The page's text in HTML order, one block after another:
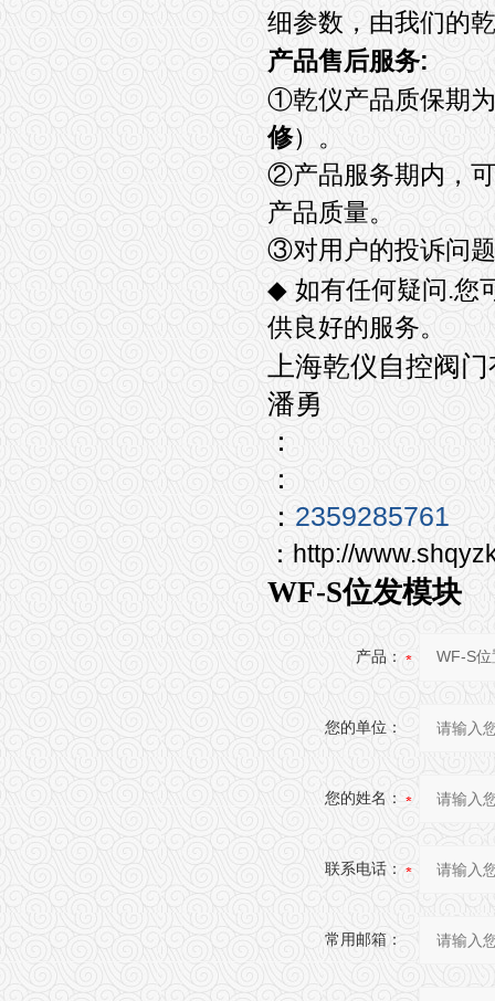
细参数，由我们的
产品售后服务:
①乾仪产品质保期
修）。
②产品服务期内，
产品质量。
③对用户的投诉问
◆ 如有任何疑问 .您
供良好的服务。
上海乾仪自控阀
潘勇
：
：
： 2359285761
：http://
WF-S位发模块
产品：
您的单位：
您的姓名：
联系电话：
常用邮箱：